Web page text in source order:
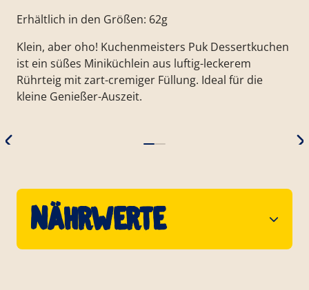
Erhältlich in den Größen: 62g
Klein, aber oho! Kuchenmeisters Puk Dessertkuchen
ist ein süßes Miniküchlein aus luftig-leckerem
Rührteig mit zart-cremiger Füllung. Ideal für die
kleine Genießer-Auszeit.
Nährwerte